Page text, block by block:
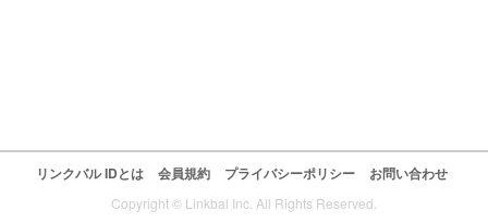
リンクバル IDとは 会員規約 プライバシーポリシー お問い合わせ
Copyright © Linkbal Inc. All Rights Reserved.